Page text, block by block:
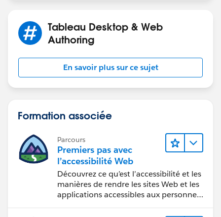
Tableau Desktop & Web
Authoring
En savoir plus sur ce sujet
Formation associée
Parcours
Premiers pas avec
l’accessibilité Web
Découvrez ce qu’est l’accessibilité et les
manières de rendre les sites Web et les
applications accessibles aux personnes